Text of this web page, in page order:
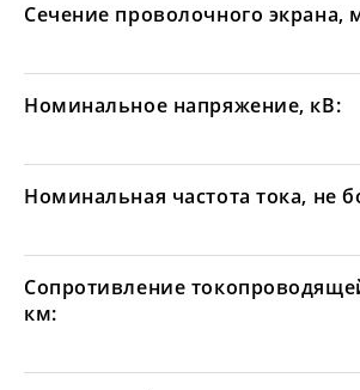
Сечение проволочного экрана,
Номинальное напряжение, кВ:
Номинальная частота тока, не
Сопротивление
км: